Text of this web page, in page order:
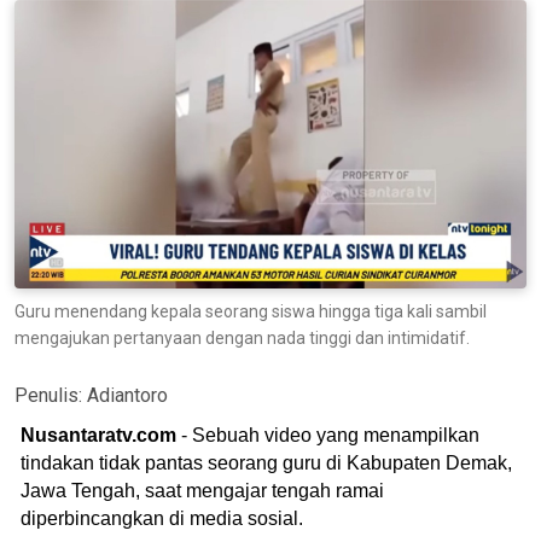
Guru menendang kepala seorang siswa hingga tiga kali sambil
mengajukan pertanyaan dengan nada tinggi dan intimidatif.
Penulis: Adiantoro
Nusantaratv.com - Sebuah video yang menampilkan
tindakan tidak pantas seorang guru di Kabupaten Demak,
Jawa Tengah, saat mengajar tengah ramai
diperbincangkan di media sosial.